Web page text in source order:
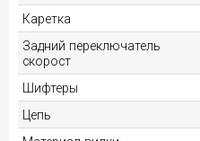
Каретка
Задний переключатель
скорост
Шифтеры
Цепь